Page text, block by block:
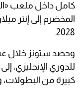
كامل داخل ملعب
المخضرم إلى إنتر
2028.
وحصد ستونز خلال
للدوري الإنجليزي،
كبيرة من البطولات،